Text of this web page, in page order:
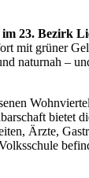
im 23. Bezirk
mit grüner
naturnah –
bietet
Ärzte,